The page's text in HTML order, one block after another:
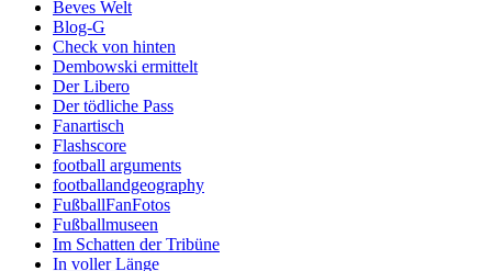
Beves Welt
Blog-G
Check von hinten
Dembowski ermittelt
Der Libero
Der tödliche Pass
Fanartisch
Flashscore
football arguments
footballandgeography
FußballFanFotos
Fußballmuseen
Im Schatten der Tribüne
In voller Länge